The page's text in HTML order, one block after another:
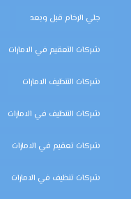
جلي الرخام قبل وبعد
شركات التعقيم في الامارات
شركات التنظيف الامارات
شركات التنظيف في الامارات
شركات تعقيم في الامارات
شركات تنظيف في الامارات